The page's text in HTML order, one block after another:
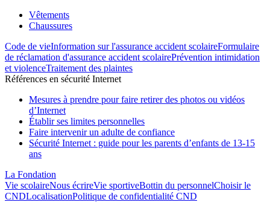
Vêtements
Chaussures
Code de vieInformation sur l'assurance accident scolaireFormulaire
de réclamation d'assurance accident scolairePrévention intimidation
et violenceTraitement des plaintes
Références en sécurité Internet
Mesures à prendre pour faire retirer des photos ou vidéos
d’Internet
Établir ses limites personnelles
Faire intervenir un adulte de confiance
Sécurité Internet : guide pour les parents d’enfants de 13-15
ans
La Fondation
Vie scolaireNous écrireVie sportiveBottin du personnelChoisir le
CNDLocalisationPolitique de confidentialité CND